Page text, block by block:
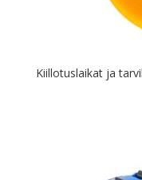
Kiillotuslaikat ja